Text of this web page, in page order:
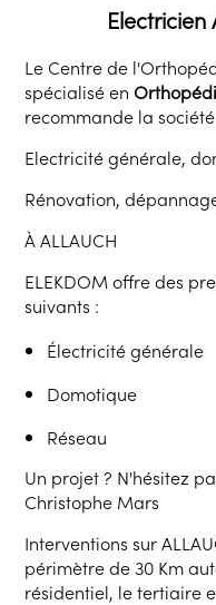
Electricien
Le Centre de
spécialisé en
recommande la société
Electricité générale,
Rénovation,
À ALLAUCH
ELEKDOM offre des
suivants :
Électricité générale
Domotique
Réseau
Un projet ? N'hésitez
Christophe Mars
Interventions sur
périmètre de 30 Km
résidentiel, le tertiaire